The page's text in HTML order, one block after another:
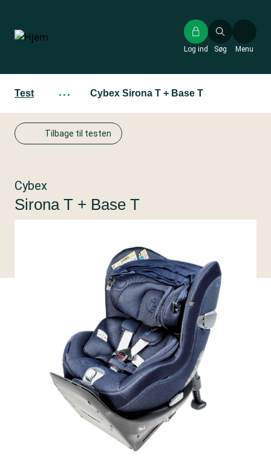
hovedindhold
Søg
Log ind Menu
Test ··· Cybex Sirona T + Base T
Tilbage til testen
Cybex
Sirona T + Base T